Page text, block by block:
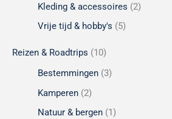
Kleding & accessoires (2)
Vrije tijd & hobby's (5)
Reizen & Roadtrips (10)
Bestemmingen(3)
Kamperen(2)
Natuur & bergen(1)